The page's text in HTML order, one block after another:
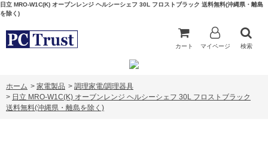
日立 MRO-W1C(K) オーブンレンジ ヘルシーシェフ 30L フロストブラック 送料無料(沖縄県・離島
を除く)
カート マイページ 検索
ホーム > 家電製品 > 調理家電/調理器具
> 日立 MRO-W1C(K) オーブンレンジ ヘルシーシェフ 30L フロストブラック
送料無料(沖縄県・離島を除く)